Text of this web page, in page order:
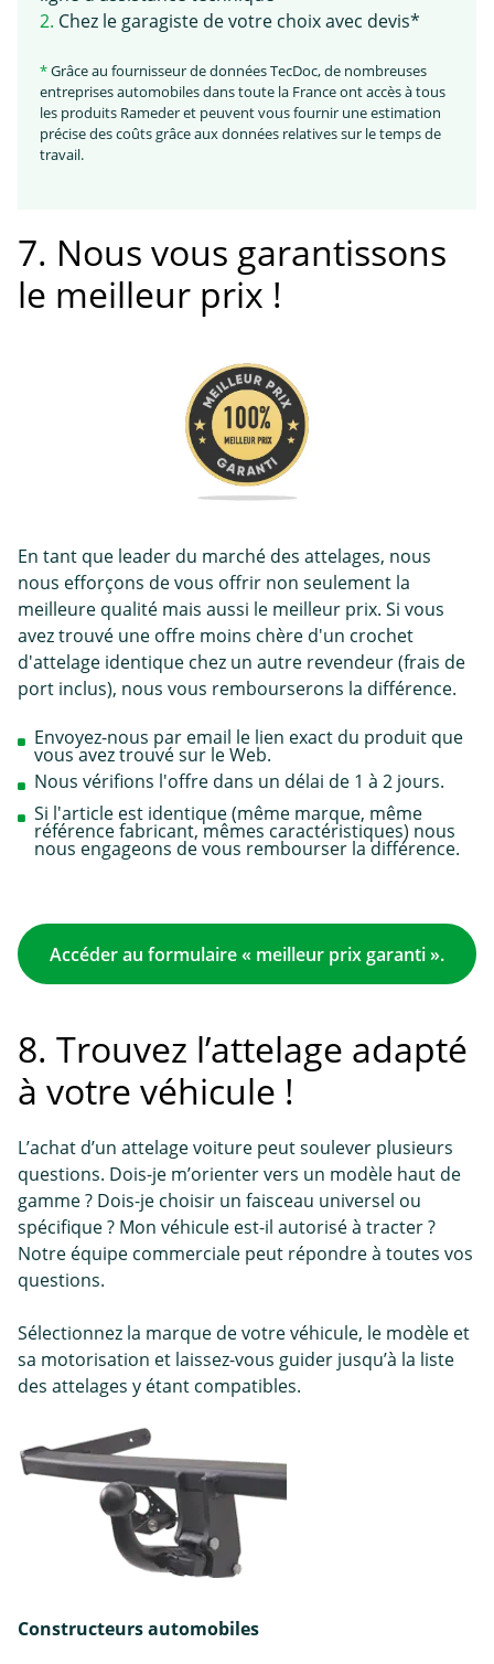
2. Chez le garagiste de votre choix avec devis*
*Grâce au fournisseur de données TecDoc, de nombreuses
entreprises automobiles dans toute la France ont accès à tous
les produits Rameder et peuvent vous fournir une estimation
précise des coûts grâce aux données relatives sur le temps de
travail.
7. Nous vous garantissons
le meilleur prix !
En tant que leader du marché des attelages, nous
nous efforçons de vous offrir non seulement la
meilleure qualité mais aussi le meilleur prix. Si vous
avez trouvé une offre moins chère d'un crochet
d'attelage identique chez un autre revendeur (frais de
port inclus), nous vous rembourserons la différence.
Envoyez-nous par email le lien exact du produit que
vous avez trouvé sur le Web.
Nous vérifions l'offre dans un délai de 1 à 2 jours.
Si l'article est identique (même marque, même
référence fabricant, mêmes caractéristiques) nous
nous engageons de vous rembourser la différence.
Accéder au formulaire « meilleur prix garanti ».
8. Trouvez l’attelage adapté
à votre véhicule !
L’achat d’un attelage voiture peut soulever plusieurs
questions. Dois-je m’orienter vers un modèle haut de
gamme ? Dois-je choisir un faisceau universel ou
spécifique ? Mon véhicule est-il autorisé à tracter ?
Notre équipe commerciale peut répondre à toutes vos
questions.
Sélectionnez la marque de votre véhicule, le modèle et
sa motorisation et laissez-vous guider jusqu’à la liste
des attelages y étant compatibles.
Constructeurs automobiles